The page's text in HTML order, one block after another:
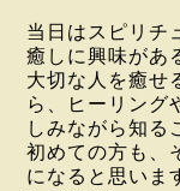
当日は スピリチ
癒しに興味があ
大切な人を癒せ
ら、ヒーリング
しみながら知る
初めての方も、
になると思いま